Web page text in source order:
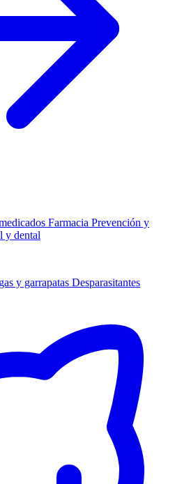
Farmacia Prevención y
y dental
y garrapatas Desparasitantes